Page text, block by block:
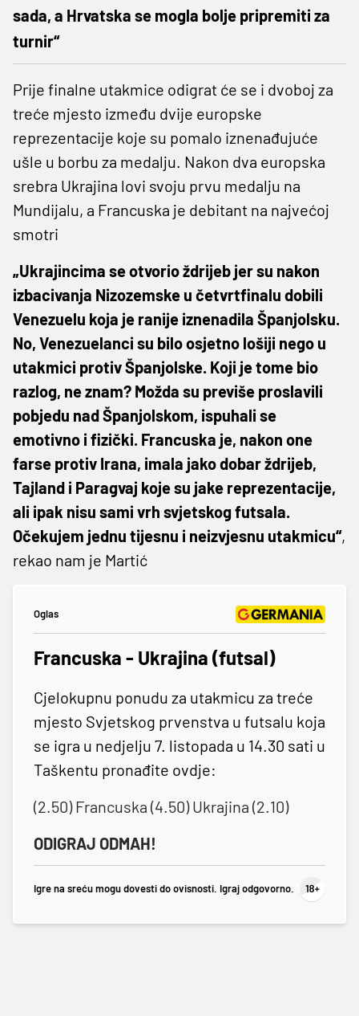
sada, a Hrvatska se mogla bolje pripremiti za
turnir“
Prije finalne utakmice odigrat će se i dvoboj za
treće mjesto između dvije europske
reprezentacije koje su pomalo iznenađujuće
ušle u borbu za medalju. Nakon dva europska
srebra Ukrajina lovi svoju prvu medalju na
Mundijalu, a Francuska je debitant na najvećoj
smotri
„Ukrajincima se otvorio ždrijeb jer su nakon
izbacivanja Nizozemske u četvrtfinalu dobili
Venezuelu koja je ranije iznenadila Španjolsku.
No, Venezuelanci su bilo osjetno lošiji nego u
utakmici protiv Španjolske. Koji je tome bio
razlog, ne znam? Možda su previše proslavili
pobjedu nad Španjolskom, ispuhali se
emotivno i fizički. Francuska je, nakon one
farse protiv Irana, imala jako dobar ždrijeb,
Tajland i Paragvaj koje su jake reprezentacije,
ali ipak nisu sami vrh svjetskog futsala.
Očekujem jednu tijesnu i neizvjesnu utakmicu“,
rekao nam je Martić
Oglas
Francuska - Ukrajina (futsal)
Cjelokupnu ponudu za utakmicu za treće
mjesto Svjetskog prvenstva u futsalu koja
se igra u nedjelju 7. listopada u 14.30 sati u
Taškentu pronađite ovdje:
(2.50) Francuska (4.50) Ukrajina (2.10)
ODIGRAJ ODMAH!
Igre na sreću mogu dovesti do ovisnosti. Igraj odgovorno.